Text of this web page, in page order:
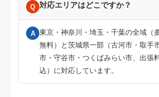
Q 対応エリアはどこですか？
A 東京・神奈川・埼玉・千葉の全域（
無料）と茨城県一部（古河市・取手
市・守谷市・つくばみらい市、出張
込）に対応しています。